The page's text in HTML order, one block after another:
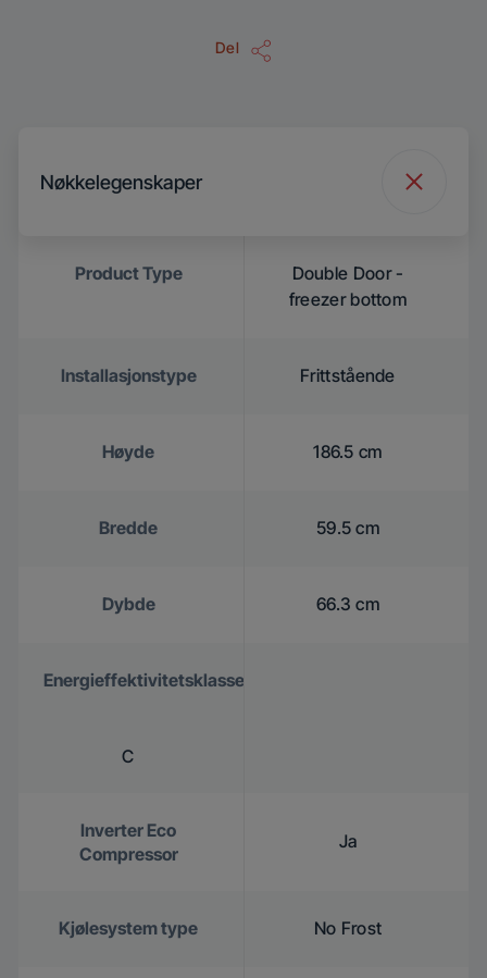
Del
Nøkkelegenskaper
Product Type
Double Door -
freezer bottom
Installasjonstype Frittstående
Høyde 186.5 cm
Bredde 59.5 cm
Dybde 66.3 cm
Energieffektivitetsklasse
C
Inverter Eco
Compressor
Ja
Kjølesystem type No Frost